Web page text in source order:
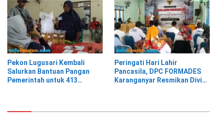
Pekon Lugusari Kembali
Salurkan Bantuan Pangan
Pemerintah untuk 413
Peringati Hari Lahir
Pancasila, DPC FORMADES
Karanganyar Resmikan Divisi